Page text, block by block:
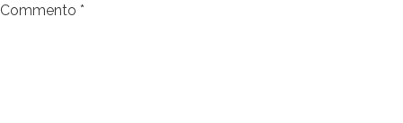
Commento *